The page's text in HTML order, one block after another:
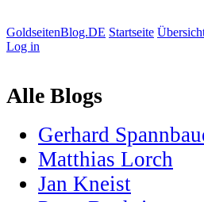
GoldseitenBlog.DE Startseite
Log in
Alle Blogs
Gerhard
Matthias Lorch
Jan Kneist